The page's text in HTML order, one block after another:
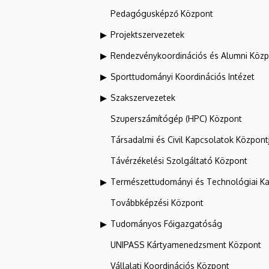
Pedagógusképző Központ
Projektszervezetek
Rendezvénykoordinációs és Alumni
Sporttudományi Koordinációs Intézet
Szakszervezetek
Szuperszámítógép (HPC) Központ
Társadalmi és Civil Kapcsolatok
Távérzékelési Szolgáltató Központ
Természettudományi és Technológiai
Továbbképzési Központ
Tudományos Főigazgatóság
UNIPASS Kártyamenedzsment Központ
Vállalati Koordinációs Központ